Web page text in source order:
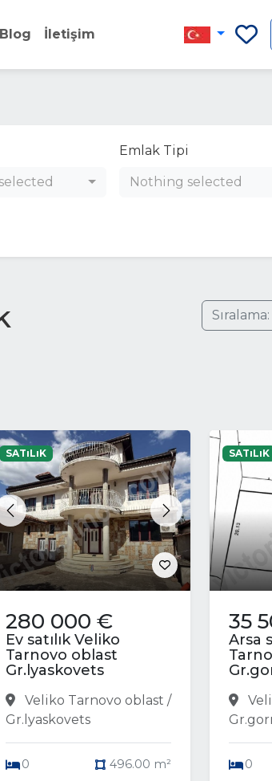
Blog İletişim
Emlak Tipi
Nothing selected
Sıralama:
Previous Next
SATıLıK
280 000 €
Ev satılık Veliko
Tarnovo oblast
Gr.lyaskovets
Veliko Tarnovo oblast /
Gr.lyaskovets
0 496.00 m²
SATıLıK
35
Arsa
0